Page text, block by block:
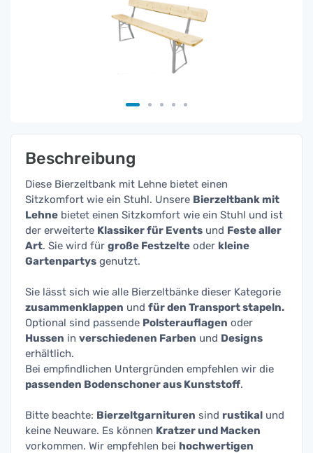
Beschreibung
Diese Bierzeltbank mit Lehne bietet einen
Sitzkomfort wie ein Stuhl. Unsere Bierzeltbank mit
Lehne bietet einen Sitzkomfort wie ein Stuhl und ist
der erweiterte Klassiker für Events und Feste aller
Art. Sie wird für große Festzelte oder kleine
Gartenpartys genutzt.
Sie lässt sich wie alle Bierzeltbänke dieser Kategorie
zusammenklappen und für den Transport stapeln.
Optional sind passende Polsterauflagen oder
Hussen in verschiedenen Farben und Designs
erhältlich.
Bei empfindlichen Untergründen empfehlen wir die
passenden Bodenschoner aus Kunststoff.
Bitte beachte: Bierzeltgarnituren sind rustikal und
keine Neuware. Es können Kratzer und Macken
vorkommen. Wir empfehlen bei hochwertigen